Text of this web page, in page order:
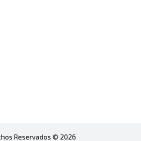
Reservados © 2026